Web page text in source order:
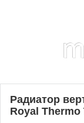
Радиатор
Royal Thermo